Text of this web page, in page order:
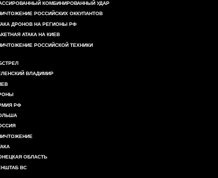
КОМБИНИРОВАННЫЙ УДАР
РОССИЙСКИХ ОККУПАНТОВ
ДРОНОВ НА РЕГИОНЫ РФ
АТАКА НА КИЕВ
РОССИЙСКОЙ ТЕХНИКИ
ВЛАДИМИР
РФ
ОБЛАСТЬ
ВС